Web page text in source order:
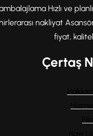
Hızlı ve
nakliyat
fiyat,
Çertaş